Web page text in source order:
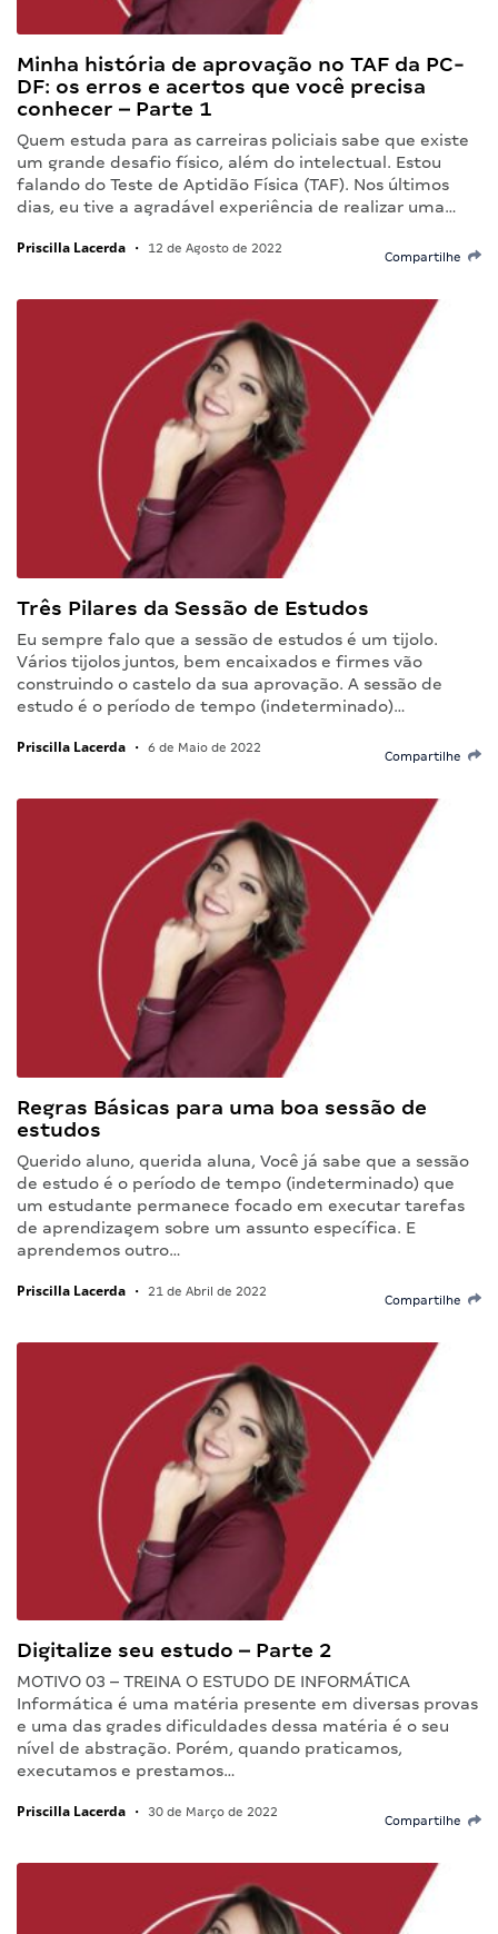
Minha história de aprovação no TAF da PC-
DF: os erros e acertos que você precisa
conhecer – Parte 1
Quem estuda para as carreiras policiais sabe que existe
um grande desafio físico, além do intelectual. Estou
falando do Teste de Aptidão Física (TAF). Nos últimos
dias, eu tive a agradável experiência de realizar uma…
Priscilla Lacerda • 12 de Agosto de 2022
Compartilhe
Três Pilares da Sessão de Estudos
Eu sempre falo que a sessão de estudos é um tijolo.
Vários tijolos juntos, bem encaixados e firmes vão
construindo o castelo da sua aprovação. A sessão de
estudo é o período de tempo (indeterminado)…
Priscilla Lacerda • 6 de Maio de 2022
Compartilhe
Regras Básicas para uma boa sessão de
estudos
Querido aluno, querida aluna, Você já sabe que a sessão
de estudo é o período de tempo (indeterminado) que
um estudante permanece focado em executar tarefas
de aprendizagem sobre um assunto específica. E
aprendemos outro…
Priscilla Lacerda • 21 de Abril de 2022
Compartilhe
Digitalize seu estudo – Parte 2
MOTIVO 03 – TREINA O ESTUDO DE INFORMÁTICA
Informática é uma matéria presente em diversas provas
e uma das grades dificuldades dessa matéria é o seu
nível de abstração. Porém, quando praticamos,
executamos e prestamos…
Priscilla Lacerda • 30 de Março de 2022
Compartilhe